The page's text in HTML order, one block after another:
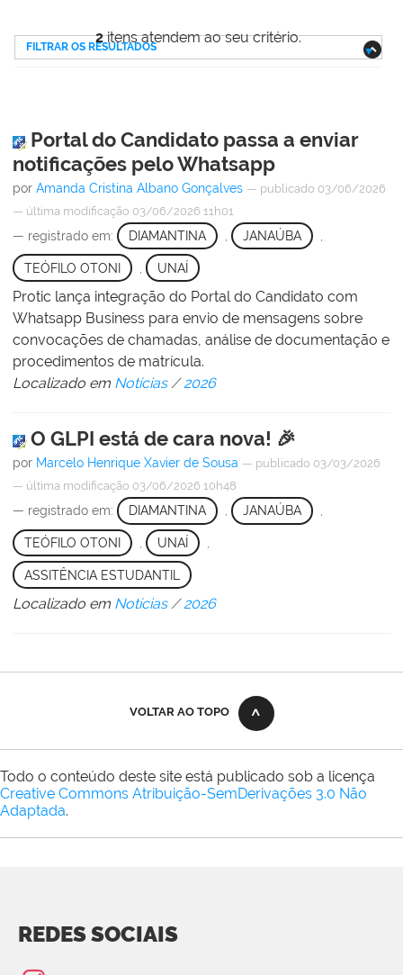
2itens atendem ao seu critério.
FILTRAR OS RESULTADOS
Portal do Candidato passa a enviar
notificações pelo Whatsapp
por Amanda Cristina Albano Gonçalves — publicado 03/06/2026
— última modificação 03/06/2026 11h01
— registrado em: DIAMANTINA JANAÚBA
TEÓFILO OTONI UNAÍ
Protic lança integração do Portal do Candidato com
Whatsapp Business para envio de mensagens sobre
convocações de chamadas, análise de documentação e
procedimentos de matrícula.
Localizado em Notícias /2026
O GLPI está de cara nova! 🎉
por Marcelo Henrique Xavier de Sousa — publicado 03/03/2026
— última modificação 03/06/2026 10h48
— registrado em: DIAMANTINA , JANAÚBA ,
TEÓFILO OTONI UNAÍ
ASSITÊNCIA ESTUDANTIL
Localizado em Notícias /2026
VOLTAR AO TOPO
Todo o conteúdo deste site está publicado sob a licença
Creative Commons Atribuição-SemDerivações 3.0 Não
Adaptada.
REDES SOCIAIS